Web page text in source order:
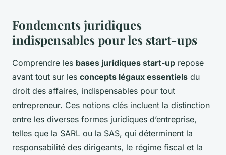
Fondements juridiques
indispensables pour les start-ups
Comprendre les bases juridiques start-up repose
avant tout sur les concepts légaux essentiels du
droit des affaires, indispensables pour tout
entrepreneur. Ces notions clés incluent la distinction
entre les diverses formes juridiques d’entreprise,
telles que la SARL ou la SAS, qui déterminent la
responsabilité des dirigeants, le régime fiscal et la